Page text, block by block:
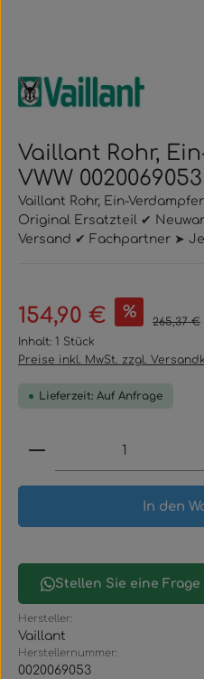
Vaillant Rohr,
VWW 0020069053
Vaillant Rohr, Ein-
Original Ersatzteil ✔
Versand ✔ Fachpartner ➤
Verkaufspreis:
154,90 € %
265,37 €
Inhalt: 1 Stück
Preise inkl. MwSt. zzgl.
Lieferzeit: Auf Anfrage
Produkt Anzahl: Gib
In den
Stellen Sie eine
Hersteller:
Vaillant
Herstellernummer:
0020069053